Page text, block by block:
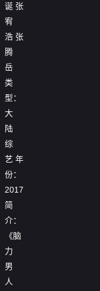
诞 张
宥
浩 张
腾
岳
类
型：
大
陆
综
艺 年
份：
2017
简
介：
《脑
力
男
人